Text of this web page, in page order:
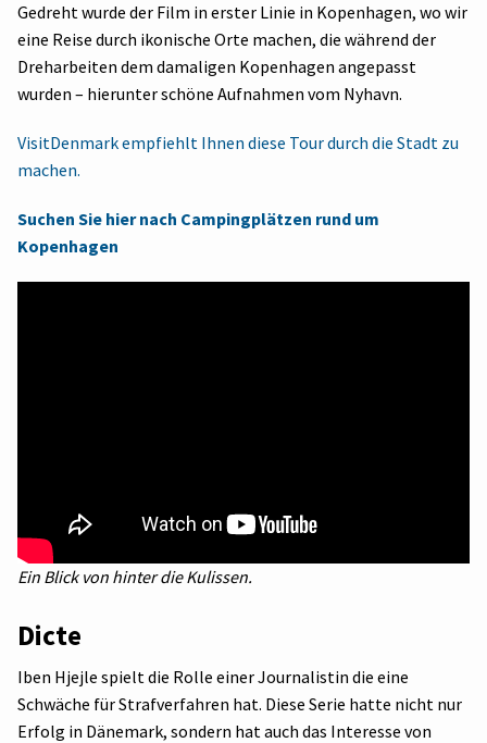
Gedreht wurde der Film in erster Linie in Kopenhagen, wo wir
eine Reise durch ikonische Orte machen, die während der
Dreharbeiten dem damaligen Kopenhagen angepasst
wurden – hierunter schöne Aufnahmen vom Nyhavn.
VisitDenmark empfiehlt Ihnen diese Tour durch die Stadt zu
machen.
Suchen Sie hier nach Campingplätzen rund um
Kopenhagen
Ein Blick von hinter die Kulissen.
Dicte
Iben Hjejle spielt die Rolle einer Journalistin die eine
Schwäche für Strafverfahren hat. Diese Serie hatte nicht nur
Erfolg in Dänemark, sondern hat auch das Interesse von